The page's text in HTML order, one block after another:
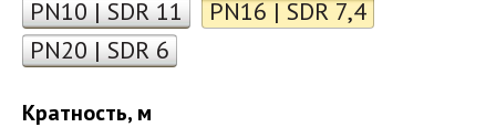
PN10 | SDR 11
PN16 | SDR 7,4
PN20 | SDR 6
Кратность, м